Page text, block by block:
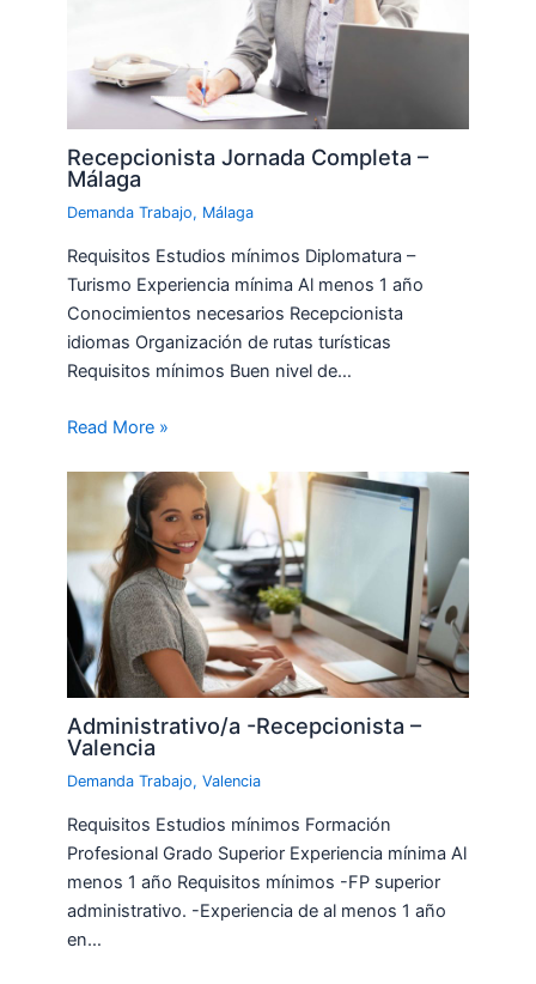
Recepcionista Jornada Completa –
Málaga
Demanda Trabajo, Málaga
Requisitos Estudios mínimos Diplomatura –
Turismo Experiencia mínima Al menos 1 año
Conocimientos necesarios Recepcionista
idiomas Organización de rutas turísticas
Requisitos mínimos Buen nivel de…
Read More »
Administrativo/a -Recepcionista –
Valencia
Demanda Trabajo,Valencia
Requisitos Estudios mínimos Formación
Profesional Grado Superior Experiencia mínima Al
menos 1 año Requisitos mínimos -FP superior
administrativo. -Experiencia de al menos 1 año
en…